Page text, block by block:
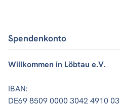
Spendenkonto
Willkommen in Löbtau e.V.
IBAN:
DE69 8509 0000 3042 4910 03